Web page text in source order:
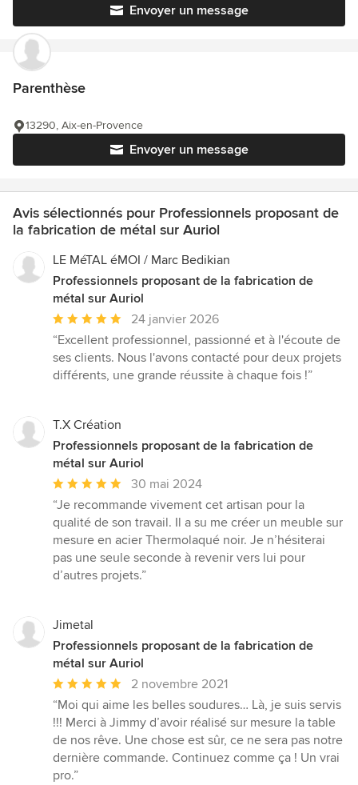
Envoyer un message
Parenthèse
Envoyer un message
13290, Aix-en-Provence
Avis sélectionnés pour Professionnels proposant de
la fabrication de métal sur Auriol
LE MéTAL éMOI / Marc Bedikian
Professionnels proposant de la fabrication de
métal sur Auriol
Note
moyenne
:
5
5
24 janvier 2026
“Excellent professionnel, passionné et à l'écoute de
ses clients. Nous l'avons contacté pour deux projets
différents, une grande réussite à chaque fois !”
T.X Création
Professionnels proposant de la fabrication de
métal sur Auriol
Note
moyenne
:
5
étoiles
sur
30 mai 2024
“Je recommande vivement cet artisan pour la
qualité de son travail. Il a su me créer un meuble sur
mesure en acier Thermolaqué noir. Je n’hésiterai
pas une seule seconde à revenir vers lui pour
d’autres projets.”
Jimetal
Professionnels proposant de la fabrication de
métal sur Auriol
Note
moyenne
:
5
étoiles
sur
2 novembre 2021
“Moi qui aime les belles soudures… Là, je suis servis
!!! Merci à Jimmy d’avoir réalisé sur mesure la table
de nos rêve. Une chose est sûr, ce ne sera pas notre
dernière commande. Continuez comme ça ! Un vrai
pro.”